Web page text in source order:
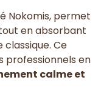
Nokomis, permet
en absorbant
classique. Ce
professionnels en
calme et